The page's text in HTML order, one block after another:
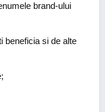
brand-ului
beneficia si de alte